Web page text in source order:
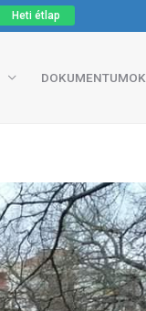
Heti étlap
DOKUMENTUMOK